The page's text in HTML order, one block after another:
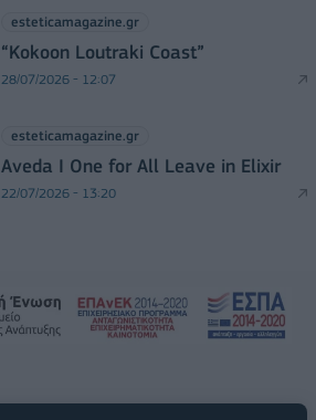
esteticamagazine.gr
“Kokoon Loutraki Coast”
28/07/2026 - 12:07
esteticamagazine.gr
Aveda I One for All Leave in Elixir
22/07/2026 - 13:20